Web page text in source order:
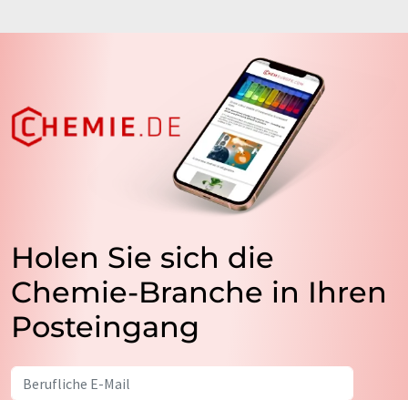
Holen Sie sich die
Chemie-Branche in Ihren
Posteingang